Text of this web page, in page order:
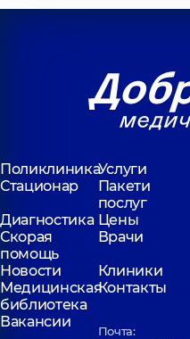
ПоликлиникаУслуги
Стационар
Пакети
послуг
Диагностика Цены
Скорая
помощь
Врачи
Новости
Клиники
Медицинская
библиотека
Контакты
Вакансии
Почта: